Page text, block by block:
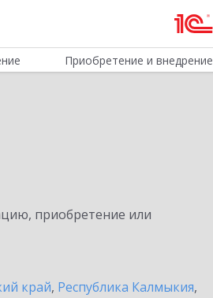
Приобретение и внедрение
приобретение или
край, Республика Калмыкия,